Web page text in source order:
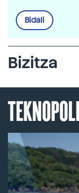
Bidali
Bizitza